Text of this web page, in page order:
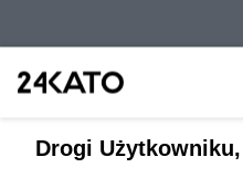
Drogi Użytkowniku,